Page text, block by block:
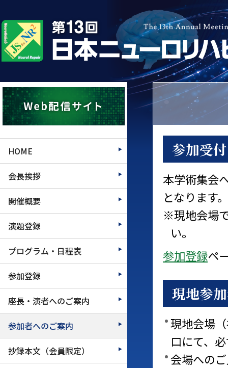
参加受
本学術集会
となります。
※現地会場
い。
参加登録ペ
現地参
現地会場
口にて、
会場への
HOME
会長挨拶
開催概要
演題登録
プログラム・日程表
参加登録
座長・演者へのご案内
参加者へのご案内
抄録本文（会員限定）